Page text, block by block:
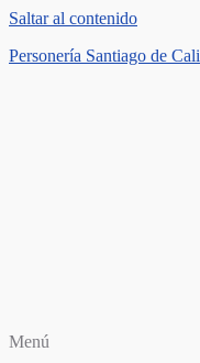
Saltar al contenido
Personería Santiago de Cali
Menú